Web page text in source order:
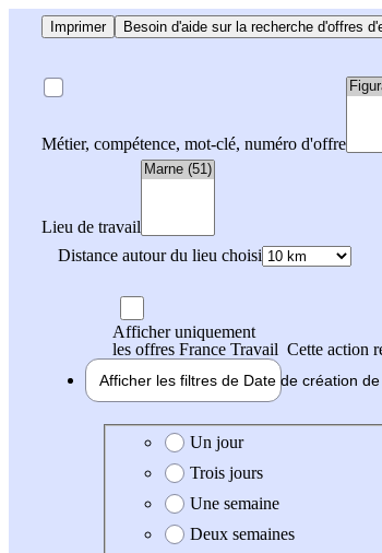
Imprimer Besoin d'aide sur la recherche d'offres
Métier, compétence, mot-clé, numéro d'offre
Lieu de travail
Distance autour du lieu choisi
Afficher uniquement
les offres France Travail Cette action
Afficher les filtres de Date de création
Date de création de l'offre
Un jour
Trois jours
Une semaine
Deux semaines